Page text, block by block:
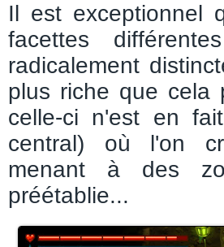
Il est exceptionnel
facettes
radicalement
plus riche que cela
celle-ci n'est en
central) où l'on
menant à des
préétablie...